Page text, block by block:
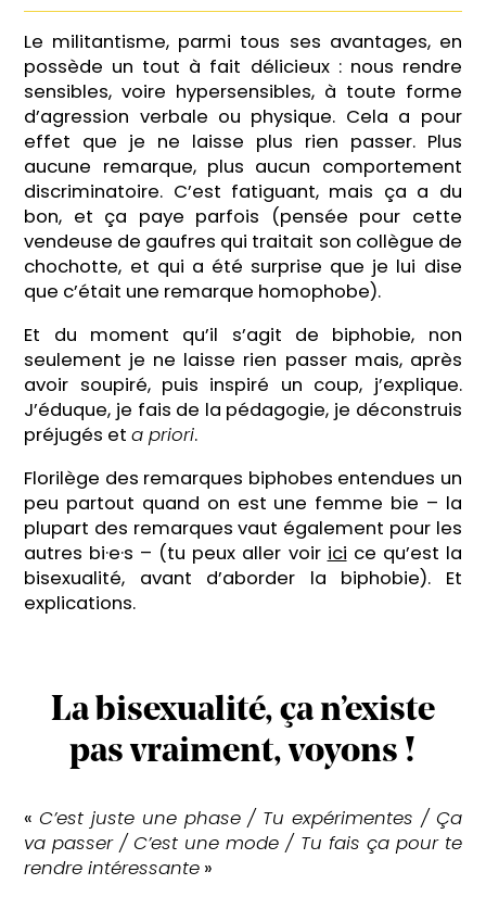
Le militantisme, parmi tous ses avantages, en
possède un tout à fait délicieux : nous rendre
sensibles, voire hypersensibles, à toute forme
d’agression verbale ou physique. Cela a pour
effet que je ne laisse plus rien passer. Plus
aucune remarque, plus aucun comportement
discriminatoire. C’est fatiguant, mais ça a du
bon, et ça paye parfois (pensée pour cette
vendeuse de gaufres qui traitait son collègue de
chochotte, et qui a été surprise que je lui dise
que c’était une remarque homophobe).
Et du moment qu’il s’agit de biphobie, non
seulement je ne laisse rien passer mais, après
avoir soupiré, puis inspiré un coup, j’explique.
J’éduque, je fais de la pédagogie, je déconstruis
préjugés eta priori.
Florilège des remarques biphobes entendues un
peu partout quand on est une femme bie – la
plupart des remarques vaut également pour les
autres bi·e·s – (tu peux aller voir ici ce qu’est la
bisexualité, avant d’aborder la biphobie). Et
explications.
La bisexualité, ça n’existe
pas vraiment, voyons !
«C’est juste une phase / Tu expérimentes / Ça
va passer / C’est une mode / Tu fais ça pour te
rendre intéressante »